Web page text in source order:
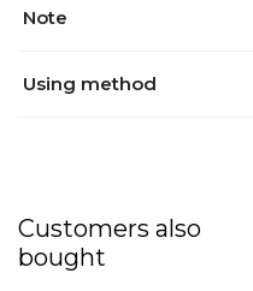
Note
Using method
Customers also
bought